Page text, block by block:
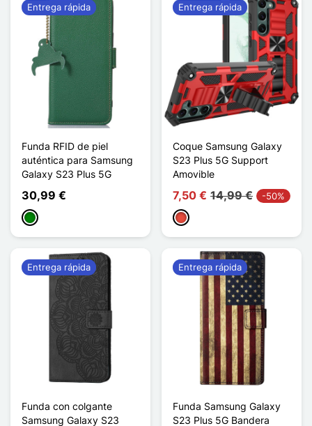
Funda RFID de piel
auténtica para Samsung
Galaxy S23 Plus 5G
30,99 €
Verde
Entrega rápida
Coque Samsung Galaxy
S23 Plus 5G Support
Amovible
7,50 € 14,99 € -50%
Rojo
Entrega rápida
Funda con colgante
Samsung Galaxy S23
Entrega rápida
Funda Samsung Galaxy
S23 Plus 5G Bandera
Entrega rápida